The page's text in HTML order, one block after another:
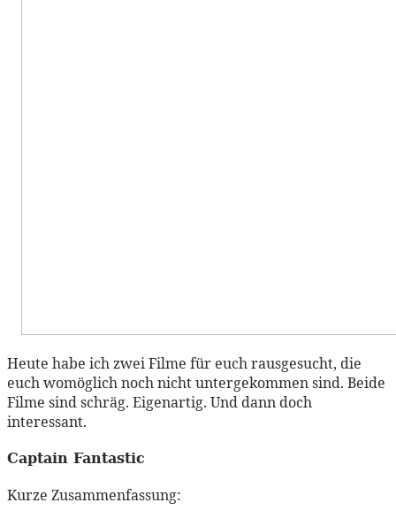
Heute habe ich zwei Filme für euch rausgesucht, die
euch womöglich noch nicht untergekommen sind. Beide
Filme sind schräg. Eigenartig. Und dann doch
interessant.
Captain Fantastic
Kurze Zusammenfassung: